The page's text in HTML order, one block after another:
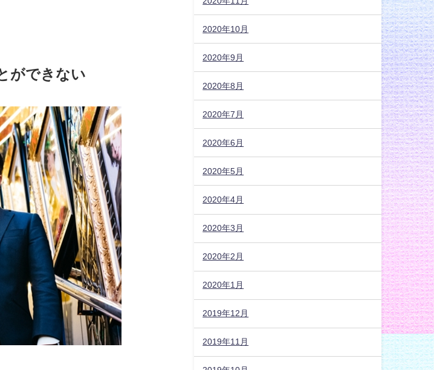
ができない
2020年10月
2020年9月
2020年8月
2020年7月
2020年6月
2020年5月
2020年4月
2020年3月
2020年2月
2020年1月
2019年12月
2019年11月